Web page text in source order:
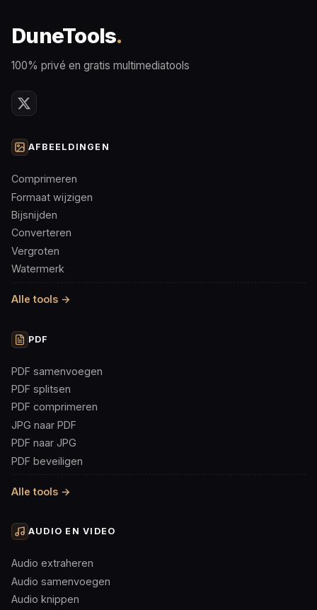
DuneTools.
100% privé en gratis multimediatools
AFBEELDINGEN
Comprimeren
Formaat wijzigen
Bijsnijden
Converteren
Vergroten
Watermerk
Alle tools →
PDF
PDF samenvoegen
PDF splitsen
PDF comprimeren
JPG naar PDF
PDF naar JPG
PDF beveiligen
Alle tools →
AUDIO EN VIDEO
Audio extraheren
Audio samenvoegen
Audio knippen